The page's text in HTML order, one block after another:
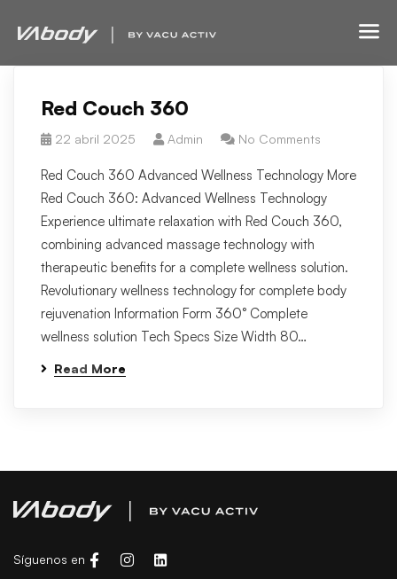
Red Couch 360
22 abril 2025 Admin No Comments
Red Couch 360 Advanced Wellness Technology More
Red Couch 360: Advanced Wellness Technology
Experience ultimate relaxation with Red Couch 360,
combining advanced massage technology with
therapeutic benefits for a complete wellness solution.
Revolutionary wellness technology for complete body
rejuvenation Information Form 360° Complete
wellness solution Tech Specs Size Width 80…
Read More
Síguenos en